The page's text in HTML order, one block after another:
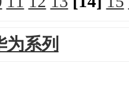
为系列